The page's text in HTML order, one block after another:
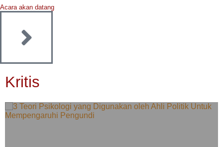
Acara akan datang
Kritis